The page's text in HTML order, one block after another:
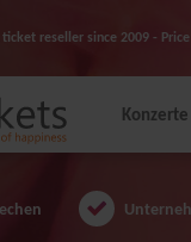
reseller since 2009 -
Konzerte